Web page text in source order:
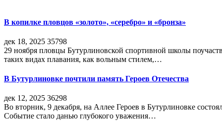
В копилке пловцов «золото», «серебро» и «бронза»
дек 18, 2025 35798
29 ноября пловцы Бутурлиновской спортивной школы
таких видах плавания, как вольным стилем,…
В Бутурлиновке почтили память Героев Отечества
дек 12, 2025 36298
Во вторник, 9 декабря, на Аллее Героев в Бутурлиновке
Событие стало данью глубокого уважения…